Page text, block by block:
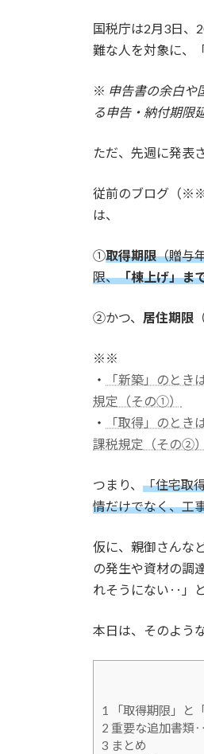
国税庁は2月3日、
難な人を対象に、
※ 申告書の余白や
る申告・納付期限
ただ、先週に発表
従前のブログ（※※
は、
①取得期限（贈与
限、「棟上げ」ま
②かつ、 居住期限
※※
・
「新築」のと
規定（その①）
・
「取得」のと
課税規定（その②）
つまり、 「住宅取
情だけでなく、工
仮に、親御さんな
の発生や資材の調
れそうにない‥」
本日は、そのよう
1
「取得期限」と
2 重要な追加書類
3 まとめ